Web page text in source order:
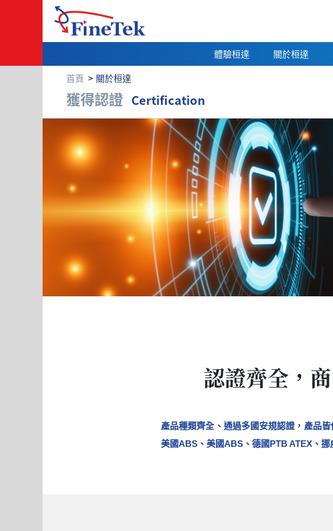
體驗桓達 關於桓達
首頁
關於桓達
獲得認證
獲得認證 Certification
認證齊全，
產品種類齊全、通過多國安規認證，產品
美國ABS、美國ABS、德國PTB ATEX、